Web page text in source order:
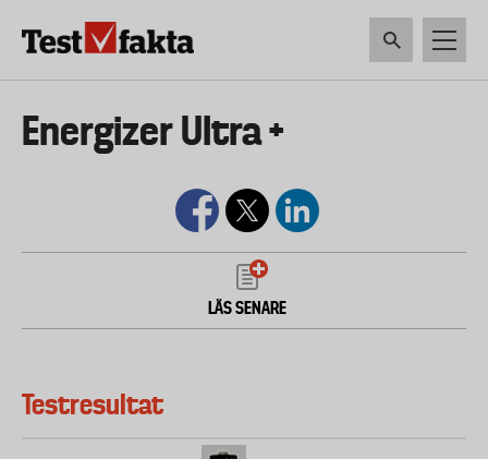
Huvudmeny
ny
Energizer Ultra +
LÄS SENARE
Testresultat